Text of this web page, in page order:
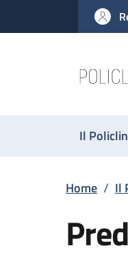
al contenuto principale
to footer content
Il
Home / Il